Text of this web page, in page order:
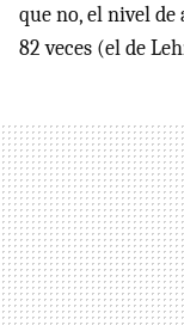
que no, el nivel de
82 veces (el de